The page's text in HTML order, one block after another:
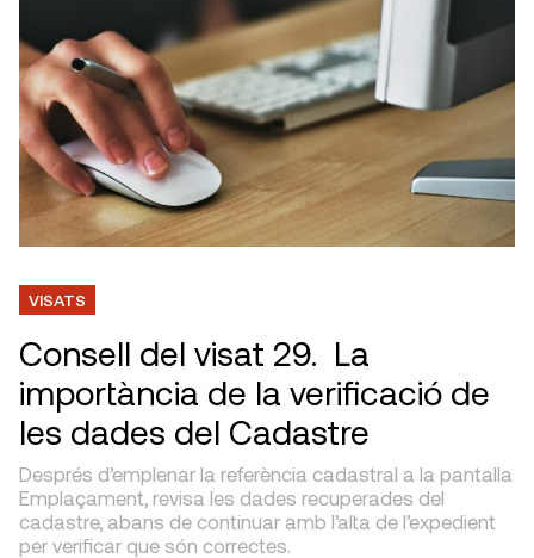
VISATS
Consell del visat 29. La
importància de la verificació de
les dades del Cadastre
Després d’emplenar la referència cadastral a la pantalla
Emplaçament, revisa les dades recuperades del
cadastre, abans de continuar amb l’alta de l’expedient
per verificar que són correctes.